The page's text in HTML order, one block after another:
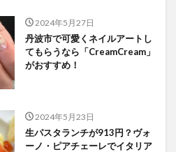
2024年5月27日
丹波市で可愛くネイルアートし
てもらうなら「CreamCream」
がおすすめ！
2024年5月23日
生パスタランチが913円？ヴォ
ーノ・ピアチェーレでイタリア